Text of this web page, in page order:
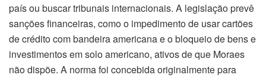
país ou buscar tribunais internacionais. A legislação prevê
sanções financeiras, como o impedimento de usar cartões
de crédito com bandeira americana e o bloqueio de bens e
investimentos em solo americano, ativos de que Moraes
não dispõe. A norma foi concebida originalmente para